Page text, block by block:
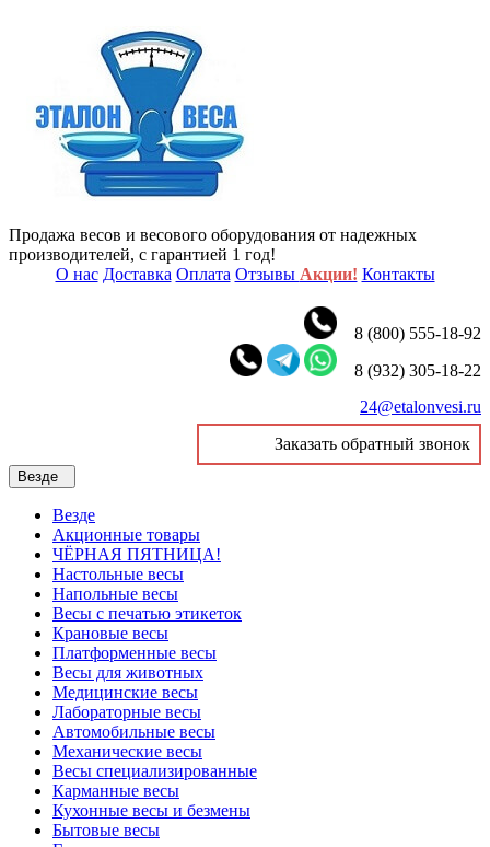
Продажа весов и весового оборудования от надежных
производителей, с гарантией 1 год!
О нас Доставка Оплата Отзывы Акции! Контакты
8 (800) 555-18-92
8 (932) 305-18-22
24@etalonvesi.ru
Заказать обратный звонок
Везде
Везде
Акционные товары
ЧЁРНАЯ ПЯТНИЦА!
Настольные весы
Напольные весы
Весы с печатью этикеток
Крановые весы
Платформенные весы
Весы для животных
Медицинские весы
Лабораторные весы
Автомобильные весы
Механические весы
Весы специализированные
Карманные весы
Кухонные весы и безмены
Бытовые весы